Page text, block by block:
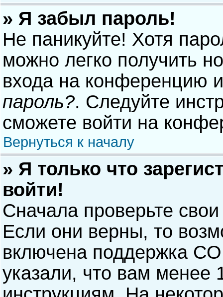
» Я забыл пароль!
Не паникуйте! Хотя
можно легко получить
входа на конференцию
пароль?. Следуйте
сможете войти на
Вернуться к началу
» Я только что
войти!
Сначала проверьте
Если они верны, то
включена поддержка
указали, что вам менее